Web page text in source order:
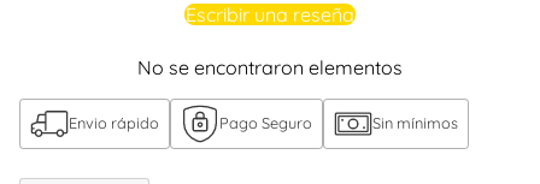
Escribir una reseña
No se encontraron elementos
Envio rápido Pago Seguro Sin mínimos